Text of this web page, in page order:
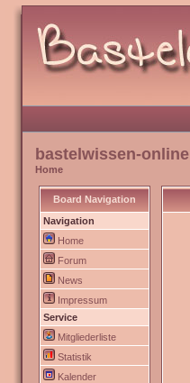
bastelwissen-online
Home
Board Navigation
Navigation
Home
Forum
News
Impressum
Service
Mitgliederliste
Statistik
Kalender